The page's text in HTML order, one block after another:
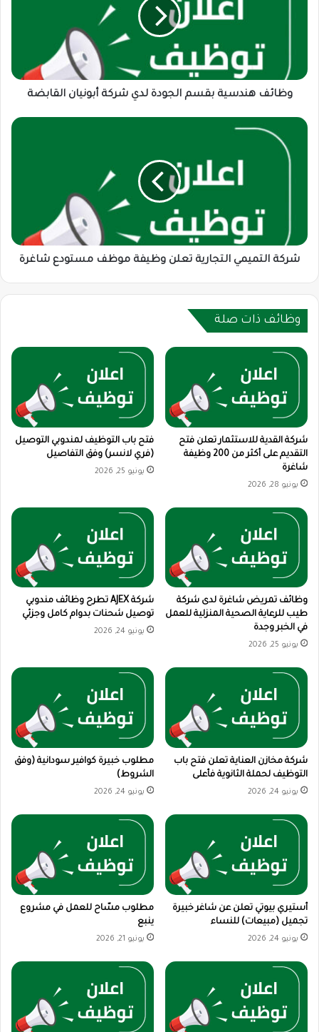
وظائف هندسية بقسم الجودة لدي شركة أبونيان القابضة
شركة
التميمي
التجارية
شركة التميمي التجارية تعلن وظيفة موظف مستودع شاغرة
وظائف ذات صلة
شركة القدية للاستثمار تعلن فتح
التقديم على أكثر من 200 وظيفة
شاغرة
يونيو 28, 2026
فتح باب التوظيف لمندوبي التوصيل
(فري لانسر) وفق التفاصيل
يونيو 25, 2026
وظائف تمريض شاغرة لدى شركة
طيب للرعاية الصحية المنزلية للعمل
في الخبر وجدة
يونيو 25, 2026
شركة AJEX تطرح وظائف مندوبي
توصيل شحنات بدوام كامل وجزئي
يونيو 24, 2026
شركة مخازن العناية تعلن فتح باب
التوظيف لحملة الثانوية فأعلى
يونيو 24, 2026
مطلوب خبيرة كوافير سودانية (وفق
الشروط)
يونيو 24, 2026
أستيري بيوتي تعلن عن شاغر خبيرة
تجميل (مبيعات) للنساء
يونيو 24, 2026
مطلوب مسّاح للعمل في مشروع
ينبع
يونيو 21, 2026